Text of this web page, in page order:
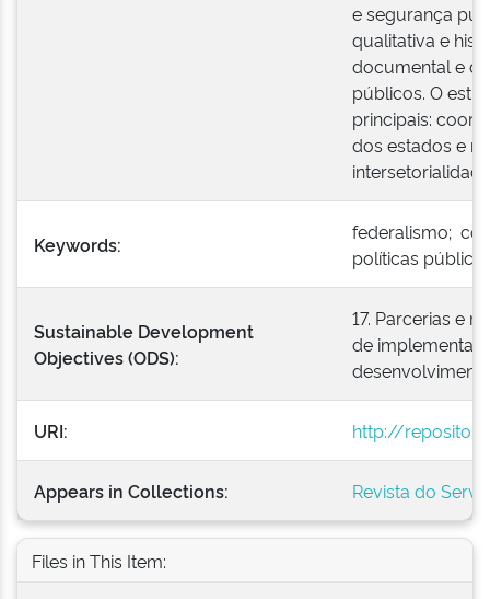
e segurança
qualitativa e
documental e
públicos. O
principais:
dos estados e
Keywords:
federalismo;
políticas
Sustainable Development
Objectives (ODS):
17. Parcerias e
de
URI: http://
Appears in Collections: Revista do
Files in This Item: